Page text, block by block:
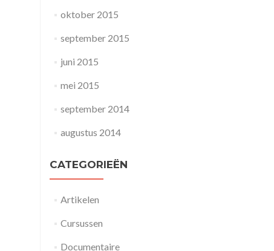
oktober 2015
september 2015
juni 2015
mei 2015
september 2014
augustus 2014
CATEGORIEËN
Artikelen
Cursussen
Documentaire